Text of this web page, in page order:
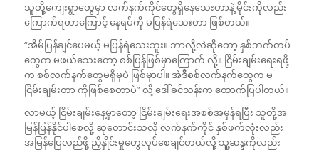
သူတို့ကျေးရွာတွေမှာ လက်နက်ကိုင်တွေရှိနေသေးတာနဲ့ မိုင်းကိုလည်း
ကြောက်ရတာကြောင့် နေရပ်ကို မပြန်ရဲသေးတာ ဖြစ်တယ်။
“အိမ်ပြန်ချင်ပေမယ့် မပြန်ရဲသေးဘူး။ ဘာလို့လဲဆိုတော့ နှစ်ဘက်တပ်
တွေက မဖယ်သေးတော့ စစ်ပြန်ဖြစ်မှာကြောက် လို့။ ငြိမ်းချမ်းရေးရဖို့
က စစ်လက်နက်တွေမရှိမှပဲ ဖြစ်မှာပါ။ အဲဒီစစ်လက်နက်တွေက မ
ငြိမ်းချမ်းတာ ကိုဖြစ်စေတာပဲ” လို့ ဒေါ် ခင်သန်းက ထောက်ပြပါတယ်။
လာမယ့် ငြိမ်းချမ်းနေ့မှာတော့ ငြိမ်းချမ်းရေးအစစ်အမှန်ရပြီး သူတို့အ
မြန်ပြန်နိုင်ပါစေလို့ ဆုတောင်းသလို လက်နက်ကိုင် နှစ်ဖက်လုံးလည်း
အမြန်ပြေလည်ဖို့ ညှိနှိုင်းမှုတွေလုပ်စေချင်တယ်လို့ သူ့ဆန္ဒကိုလည်း